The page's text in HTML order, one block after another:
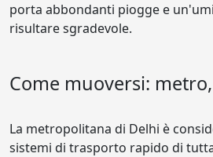
porta abbondanti piogge e
risultare sgradevole.
Come muoversi:
La metropolitana di Delhi è
sistemi di trasporto rapido di tutta